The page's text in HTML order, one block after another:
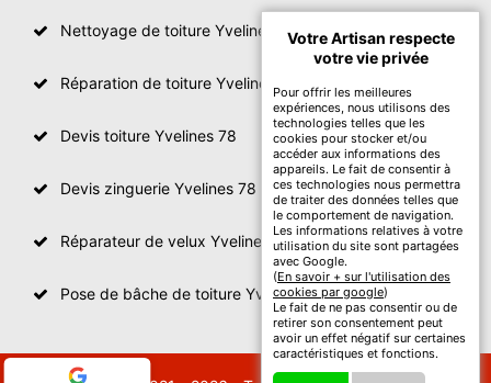
Nettoyage de toiture Yvelines
Réparation de toiture Yvelines 78
Devis toiture Yvelines 78
Devis zinguerie Yvelines 78
Réparateur de velux Yvelines 78
Pose de bâche de toiture Yvelines 78
Votre Artisan respecte
votre vie privée
Pour offrir les meilleures
expériences, nous utilisons des
technologies telles que les
cookies pour stocker et/ou
accéder aux informations des
appareils. Le fait de consentir à
ces technologies nous permettra
de traiter des données telles que
le comportement de navigation.
Les informations relatives à votre
utilisation du site sont partagées
avec Google.
(En savoir + sur l'utilisation des
cookies par google)
Le fait de ne pas consentir ou de
retirer son consentement peut
avoir un effet négatif sur certaines
caractéristiques et fonctions.